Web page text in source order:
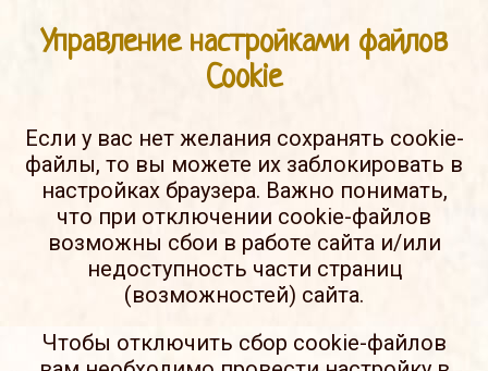
Управление настройками файлов
Cookie
Если у вас нет желания сохранять cookie-
файлы, то вы можете их заблокировать в
настройках браузера. Важно понимать,
что при отключении cookie-файлов
возможны сбои в работе сайта и/или
недоступность части страниц
(возможностей) сайта.
Чтобы отключить сбор cookie-файлов